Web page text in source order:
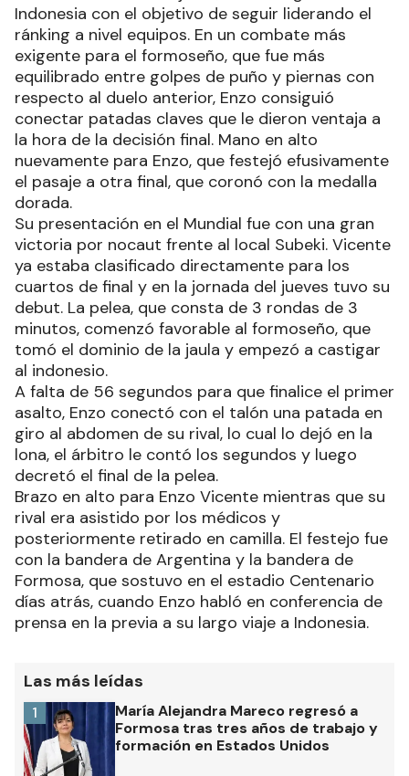
Indonesia con el objetivo de seguir liderando el
ránking a nivel equipos. En un combate más
exigente para el formoseño, que fue más
equilibrado entre golpes de puño y piernas con
respecto al duelo anterior, Enzo consiguió
conectar patadas claves que le dieron ventaja a
la hora de la decisión final. Mano en alto
nuevamente para Enzo, que festejó efusivamente
el pasaje a otra final, que coronó con la medalla
dorada.
Su presentación en el Mundial fue con una gran
victoria por nocaut frente al local Subeki. Vicente
ya estaba clasificado directamente para los
cuartos de final y en la jornada del jueves tuvo su
debut. La pelea, que consta de 3 rondas de 3
minutos, comenzó favorable al formoseño, que
tomó el dominio de la jaula y empezó a castigar
al indonesio.
A falta de 56 segundos para que finalice el primer
asalto, Enzo conectó con el talón una patada en
giro al abdomen de su rival, lo cual lo dejó en la
lona, el árbitro le contó los segundos y luego
decretó el final de la pelea.
Brazo en alto para Enzo Vicente mientras que su
rival era asistido por los médicos y
posteriormente retirado en camilla. El festejo fue
con la bandera de Argentina y la bandera de
Formosa, que sostuvo en el estadio Centenario
días atrás, cuando Enzo habló en conferencia de
prensa en la previa a su largo viaje a Indonesia.
Las más leídas
María Alejandra Mareco regresó a
Formosa tras tres años de trabajo y
formación en Estados Unidos
1